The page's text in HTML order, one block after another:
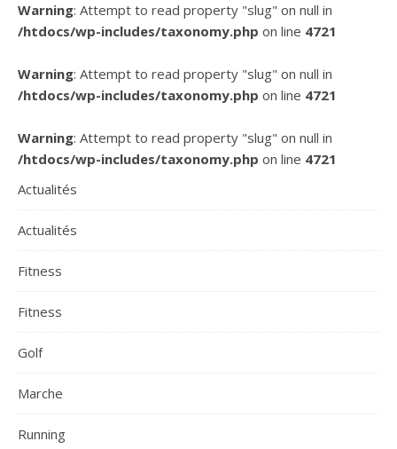
Warning: Attempt to read property "slug" on null in
/htdocs/wp-includes/taxonomy.php on line 4721
Warning: Attempt to read property "slug" on null in
/htdocs/wp-includes/taxonomy.php on line 4721
Warning: Attempt to read property "slug" on null in
/htdocs/wp-includes/taxonomy.php on line 4721
Actualités
Actualités
Fitness
Fitness
Golf
Marche
Running